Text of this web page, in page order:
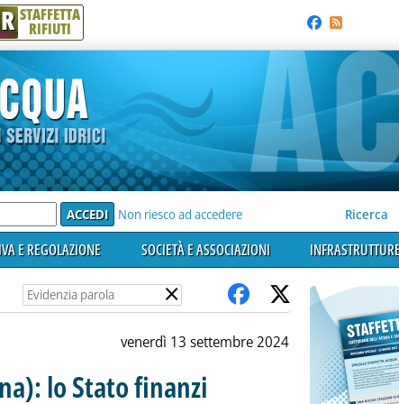
R STAFFETTA
RIFIUTI
Non riesco ad accedere Ricerca
E REGOLAZIONE SOCIETÀ E ASSOCIAZIONI
×
venerdì 13 settembre 2024
lo Stato finanzi